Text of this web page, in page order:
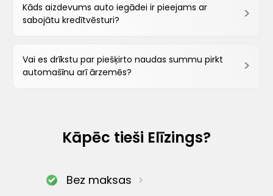
Kāds aizdevums auto iegādei ir pieejams ar
sabojātu kredītvēsturi?
Vai es drīkstu par piešķirto naudas summu pirkt
automašīnu arī ārzemēs?
Kāpēc tieši Elīzings?
Bez maksas